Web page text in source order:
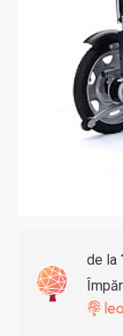
de la